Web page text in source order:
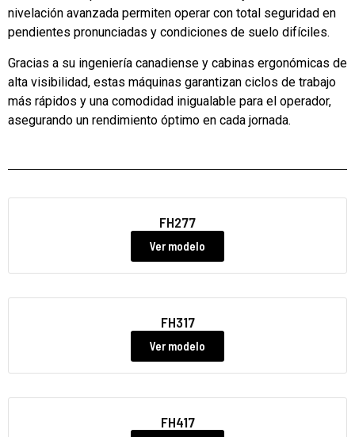
nivelación avanzada permiten operar con total seguridad en
pendientes pronunciadas y condiciones de suelo difíciles.
Gracias a su ingeniería canadiense y cabinas ergonómicas de
alta visibilidad, estas máquinas garantizan ciclos de trabajo
más rápidos y una comodidad inigualable para el operador,
asegurando un rendimiento óptimo en cada jornada.
FH277
Ver modelo
FH317
Ver modelo
FH417